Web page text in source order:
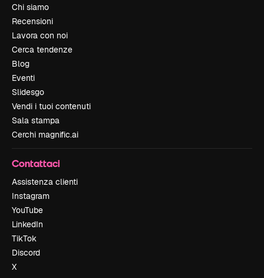
Chi siamo
Recensioni
Lavora con noi
Cerca tendenze
Blog
Eventi
Slidesgo
Vendi i tuoi contenuti
Sala stampa
Cerchi magnific.ai
Contattaci
Assistenza clienti
Instagram
YouTube
LinkedIn
TikTok
Discord
X